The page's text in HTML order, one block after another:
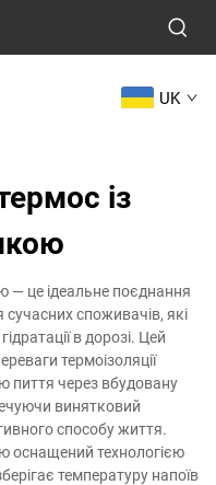
UK
із
— це ідеальне поєднання
сучасних споживачів, які
в дорозі. Цей
термоізоляції
пиття через вбудовану
винятковий
способу життя.
оснащений технологією
температуру напоїв